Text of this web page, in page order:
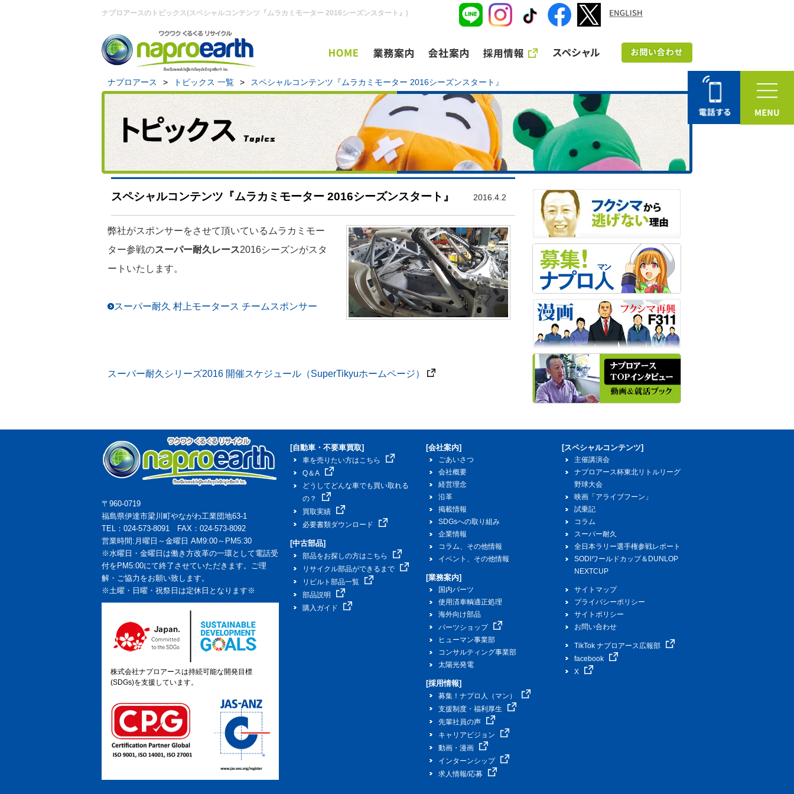
ナプロアースのトピックス(スペシャルコンテンツ『ムラカミモーター 2016シーズンスタート』)
ナプロアース > トピックス 一覧 > スペシャルコンテンツ『ムラカミモーター 2016シーズンスタート』
スペシャルコンテンツ『ムラカミモーター 2016シーズンスタート』 2016.4.2
弊社がスポンサーをさせて頂いているムラカミモー
ター参戦のスーパー耐久レース2016シーズンがスタ
ートいたします。
スーパー耐久 村上モータース チームスポンサー
スーパー耐久シリーズ2016 開催スケジュール（SuperTikyuホームページ）
〒960-0719
福島県伊達市梁川町やながわ工業団地63-1
TEL：024-573-8091 FAX：024-573-8092
営業時間:月曜日～金曜日 AM9:00～PM5:30
※水曜日・金曜日は働き方改革の一環として電話受
付をPM5:00にて終了させていただきます。ご理
解・ご協力をお願い致します。
※土曜・日曜・祝祭日は定休日となります※
株式会社ナプロアースは持続可能な開発目標
(SDGs)を支援しています。
[自動車・不要車買取]
車を売りたい方はこちら
Q＆A
どうしてどんな車でも買い取れる
の？
買取実績
必要書類ダウンロード
[中古部品]
部品をお探しの方はこちら
リサイクル部品ができるまで
リビルト部品一覧
部品説明
購入ガイド
[会社案内]
ごあいさつ
会社概要
経営理念
沿革
掲載情報
SDGsへの取り組み
企業情報
コラム、その他情報
イベント、その他情報
[業務案内]
国内パーツ
使用済車輌適正処理
海外向け部品
パーツショップ
ヒューマン事業部
コンサルティング事業部
太陽光発電
[採用情報]
募集！ナプロ人（マン）
支援制度・福利厚生
先輩社員の声
キャリアビジョン
動画・漫画
インターンシップ
求人情報/応募
[スペシャルコンテンツ]
主催講演会
ナプロアース杯東北リトルリーグ
野球大会
映画「アライブフーン」
試乗記
コラム
スーパー耐久
全日本ラリー選手権参戦レポート
SODIワールドカップ＆DUNLOP
NEXTCUP
サイトマップ
プライバシーポリシー
サイトポリシー
お問い合わせ
TikTok ナプロアース広報部
facebook
X